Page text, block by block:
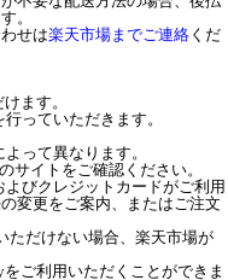
。
せは楽天市場までご連絡 くだ
ます。
っていただきます。
って異なります。
サイトをご確認ください。
びクレジットカードがご利用
変更をご案内、またはご注文
ただけない場合、楽天市場が
ご利用いただくことができま